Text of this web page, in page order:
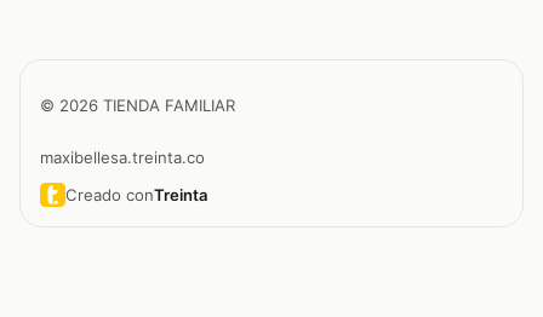
© 2026 TIENDA FAMILIAR
maxibellesa.treinta.co
Creado conTreinta